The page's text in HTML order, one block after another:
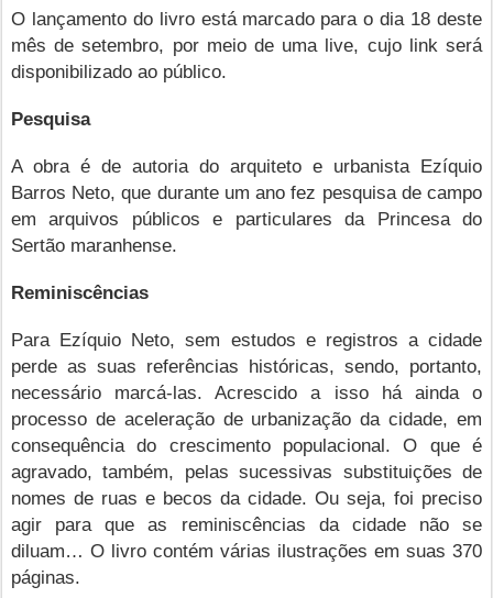
O lançamento do livro está marcado para o dia 18 deste
mês de setembro, por meio de uma live, cujo link será
disponibilizado ao público.
Pesquisa
A obra é de autoria do arquiteto e urbanista Ezíquio
Barros Neto, que durante um ano fez pesquisa de campo
em arquivos públicos e particulares da Princesa do
Sertão maranhense.
Reminiscências
Para Ezíquio Neto, sem estudos e registros a cidade
perde as suas referências históricas, sendo, portanto,
necessário marcá-las. Acrescido a isso há ainda o
processo de aceleração de urbanização da cidade, em
consequência do crescimento populacional. O que é
agravado, também, pelas sucessivas substituições de
nomes de ruas e becos da cidade. Ou seja, foi preciso
agir para que as reminiscências da cidade não se
diluam… O livro contém várias ilustrações em suas 370
páginas.